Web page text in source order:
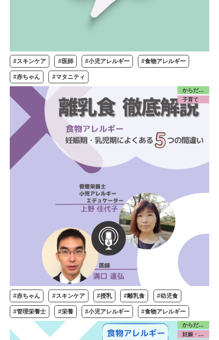
#スキンケア #医師 #小児アレルギー #食物アレルギー
#赤ちゃん #マタニティ
からだ／食・栄養
子育て
#赤ちゃん #スキンケア #授乳 #離乳食 #幼児食
#管理栄養士 #栄養 #小児アレルギー #食物アレルギー
からだ／食・栄養
妊娠・出産